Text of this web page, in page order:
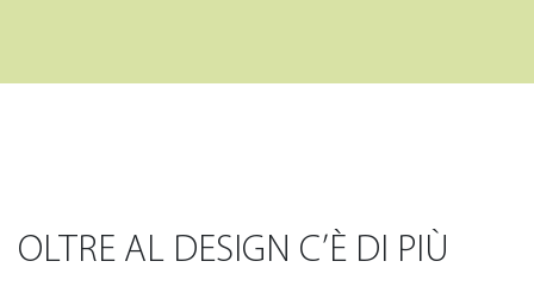
OLTRE AL DESIGN C’È DI PIÙ